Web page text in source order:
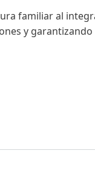
familiar al
y